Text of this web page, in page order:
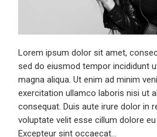
Lorem ipsum dolor sit amet,
sed do eiusmod tempor incididunt
magna aliqua. Ut enim ad minim
exercitation ullamco laboris nisi ut
consequat. Duis aute irure dolor in
voluptate velit esse cillum dolore
Excepteur sint occaecat…